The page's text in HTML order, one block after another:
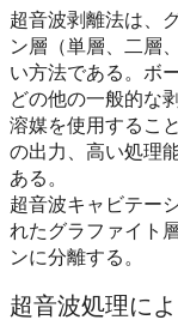
超音波剥離法は、
ン層（単層、二層
い方法である。ボ
どの他の一般的な
溶媒を使用するこ
の出力、高い処理
ある。
超音波キャビテー
れたグラファイト
ンに分離する。
超音波処理に